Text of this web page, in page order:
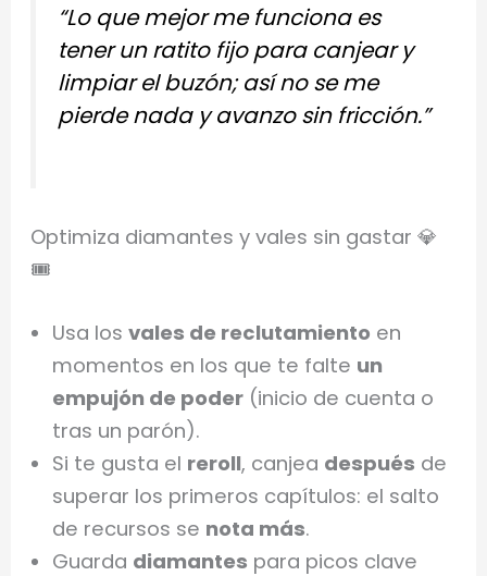
“Lo que mejor me funciona es
tener un ratito fijo para canjear y
limpiar el buzón; así no se me
pierde nada y avanzo sin fricción.”
Optimiza diamantes y vales sin gastar 💎
🎟️
Usa losvales de reclutamiento en
momentos en los que te falte un
empujón de poder (inicio de cuenta o
tras un parón).
Si te gusta el reroll, canjea después de
superar los primeros capítulos: el salto
de recursos se nota más.
Guarda diamantes para picos clave